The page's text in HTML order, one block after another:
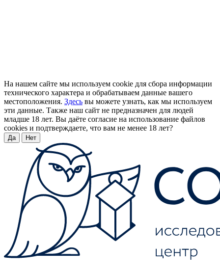
На нашем сайте мы используем cookie для сбора информации
технического характера и обрабатываем данные вашего
местоположения. Здесь вы можете узнать, как мы используем
эти данные. Также наш сайт не предназначен для людей
младше 18 лет. Вы даёте согласие на использование файлов
cookies и подтверждаете, что вам не менее 18 лет?
Да Нет